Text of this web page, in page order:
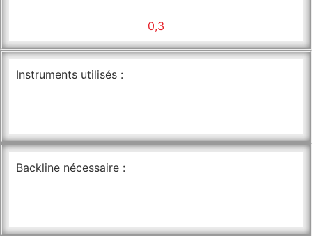
0,3
Instruments utilisés :
Backline nécessaire :